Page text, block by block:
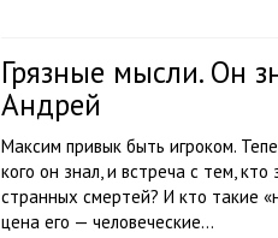
Грязные мысли. Он
Андрей
Максим привык быть игроком.
кого он знал, и встреча с тем,
странных смертей? И кто такие
цена его — человеческие...